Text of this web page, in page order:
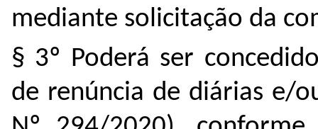
mediante solicitação da
§ 3º Poderá ser
de renúncia de diárias e/